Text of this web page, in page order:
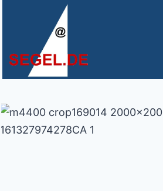
springen